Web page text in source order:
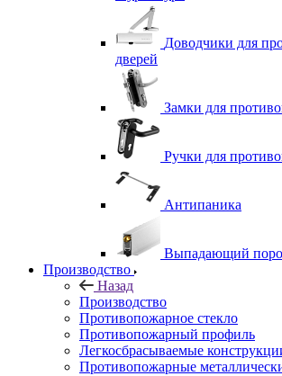
Доводчики для
дверей
Замки для
Ручки для
Антипаника
Выпадающий
Производство
Назад
Производство
Противопожарное стекло
Противопожарный профиль
Легкосбрасываемые
Противопожарные